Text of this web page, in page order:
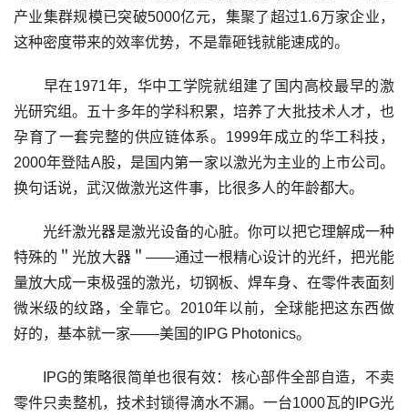
产业集群规模已突破5000亿元，集聚了超过1.6万家企业，
这种密度带来的效率优势，不是靠砸钱就能速成的。
早在1971年，华中工学院就组建了国内高校最早的激
光研究组。五十多年的学科积累，培养了大批技术人才，也
孕育了一套完整的供应链体系。1999年成立的华工科技，
2000年登陆A股，是国内第一家以激光为主业的上市公司。
换句话说，武汉做激光这件事，比很多人的年龄都大。
光纤激光器是激光设备的心脏。你可以把它理解成一种
特殊的＂光放大器＂——通过一根精心设计的光纤，把光能
量放大成一束极强的激光，切钢板、焊车身、在零件表面刻
微米级的纹路，全靠它。2010年以前，全球能把这东西做
好的，基本就一家——美国的IPG Photonics。
IPG的策略很简单也很有效：核心部件全部自造，不卖
零件只卖整机，技术封锁得滴水不漏。一台1000瓦的IPG光